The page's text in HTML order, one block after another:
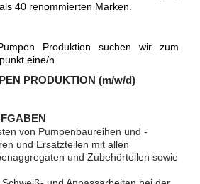
40 renommierten Marken.
Produktion suchen wir zum
eine/n
PRODUKTION (m/w/d)
von Pumpenbaureihen und -
und Ersatzteilen mit allen
und Zubehörteilen sowie